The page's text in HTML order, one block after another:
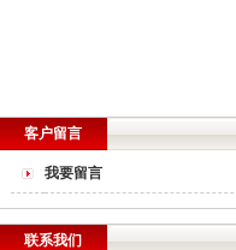
客户留言
我要留言
联系我们